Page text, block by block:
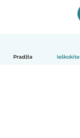
Pradžia Ieškokite